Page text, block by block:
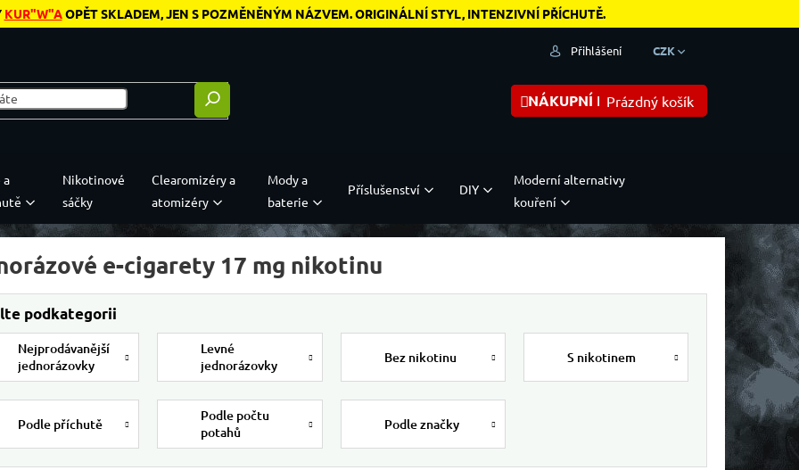
KUR"W"AOPĚT SKLADEM, JEN S POZMĚNĚNÝM NÁZVEM. ORIGINÁLNÍ STYL, INTENZIVNÍ PŘÍCHUTĚ.
CZK
Přihlášení
NÁKUPNÍ KOŠÍKPrázdný košík
a
Nikotinové
sáčky
Clearomizéry a
atomizéry
Mody a
baterie
Příslušenství DIY
Moderní alternativy
kouření
e-cigarety 17 mg nikotinu
Nejprodávanější
jednorázovky
Levné
jednorázovky
Bez nikotinu S nikotinem
Podle příchutě
Podle počtu
potahů
Podle značky